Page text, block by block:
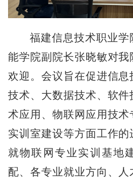
福建信息技术职业
能学院副院长张晓敏对我
欢迎。会议旨在促进信息
技术、大数据技术、软
术应用、物联网应用技术
实训室建设等方面工作的
就物联网专业实训基地
配、各专业就业方向、